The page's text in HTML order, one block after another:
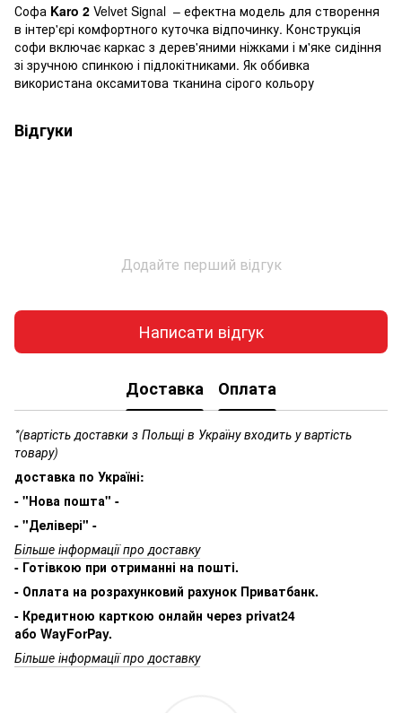
Софа Karo 2 Velvet Signal – ефектна модель для створення
в інтер'єрі комфортного куточка відпочинку. Конструкція
софи включає каркас з дерев'яними ніжками і м'яке сидіння
зі зручною спинкою і підлокітниками. Як оббивка
використана оксамитова тканина сірого кольору
Відгуки
Додайте перший відгук
Написати відгук
Доставка Оплата
*(вартість доставки з Польщі в Україну входить у вартість
товару)
доставка по Україні:
- "Нова пошта" -
- "Делівері" -
Більше інформації про доставку
- Готівкою при отриманні на пошті.
- Оплата на розрахунковий рахунок Приватбанк.
- Кредитною карткою онлайн через privat24
або WayForPay.
Більше інформації про доставку